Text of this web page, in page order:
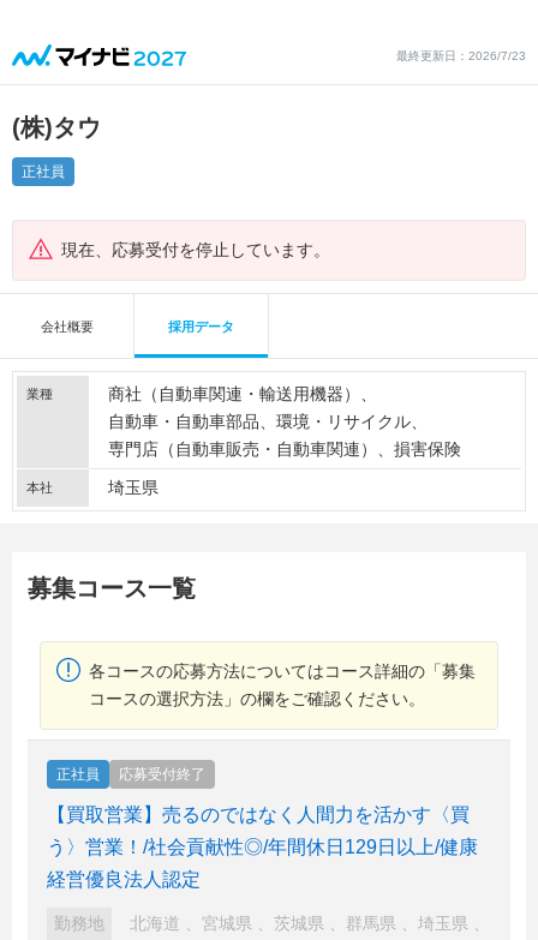
最終更新日：2026/7/23
(株)タウ
正社員
現在、応募受付を停止しています。
会社概要 採用データ
業種
商社（自動車関連・輸送用機器）
自動車・自動車部品
環境・リサイクル
専門店（自動車販売・自動車関連）
損害保険
本社 埼玉県
募集コース一覧
各コースの応募方法についてはコース詳細の「募集
コースの選択方法」の欄をご確認ください。
正社員 応募受付終了
【買取営業】売るのではなく人間力を活かす〈買
う〉営業！/社会貢献性◎/年間休日129日以上/健康
経営優良法人認定
勤務地 北海道 宮城県 茨城県 群馬県 埼玉県